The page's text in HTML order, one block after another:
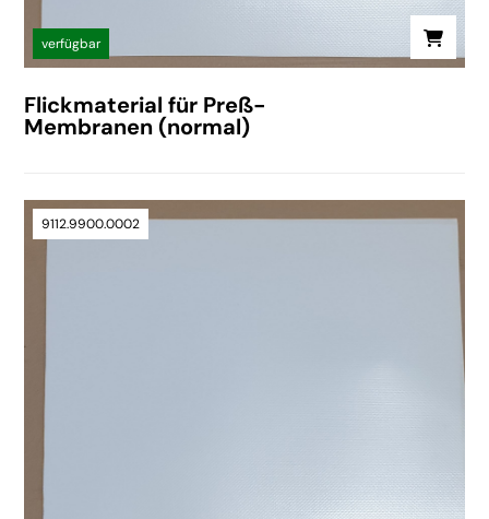
verfügbar
Flickmaterial für Preß-
Membranen (normal)
9112.9900.0002